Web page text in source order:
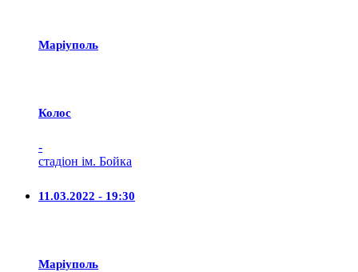
Маріуполь
Колос
-
стадіон ім. Бойка
11.03.2022 - 19:30
Маріуполь